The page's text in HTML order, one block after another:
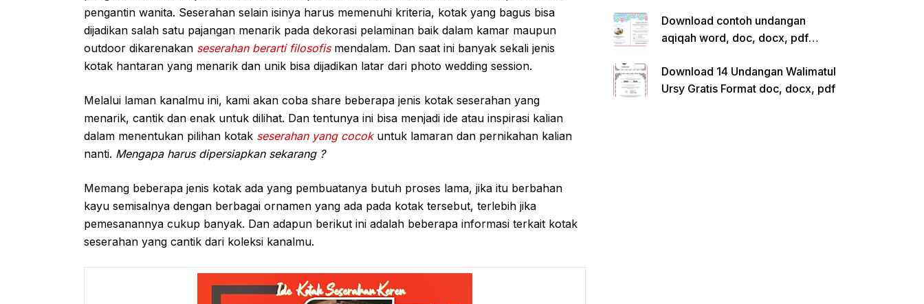
pengantin wanita. Seserahan selain isinya harus memenuhi kriteria, kotak yang bagus bisa
dijadikan salah satu pajangan menarik pada dekorasi pelaminan baik dalam kamar maupun
outdoor dikarenakan seserahan berarti filosofismendalam. Dan saat ini banyak sekali jenis
kotak hantaran yang menarik dan unik bisa dijadikan latar dari photo wedding session.
Melalui laman kanalmu ini, kami akan coba share beberapa jenis kotak seserahan yang
menarik, cantik dan enak untuk dilihat. Dan tentunya ini bisa menjadi ide atau inspirasi kalian
dalam menentukan pilihan kotak seserahan yang cocokuntuk lamaran dan pernikahan kalian
nanti. Mengapa harus dipersiapkan sekarang ?
Memang beberapa jenis kotak ada yang pembuatanya butuh proses lama, jika itu berbahan
kayu semisalnya dengan berbagai ornamen yang ada pada kotak tersebut, terlebih jika
pemesanannya cukup banyak. Dan adapun berikut ini adalah beberapa informasi terkait kotak
seserahan yang cantik dari koleksi kanalmu.
Download contoh undangan
aqiqah word, doc, docx, pdf
Download 14 Undangan Walimatul
Ursy Gratis Format doc, docx, pdf